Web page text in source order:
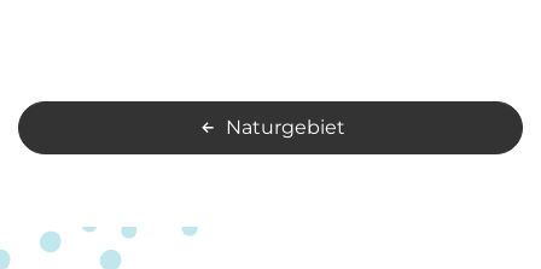
Naturgebiet